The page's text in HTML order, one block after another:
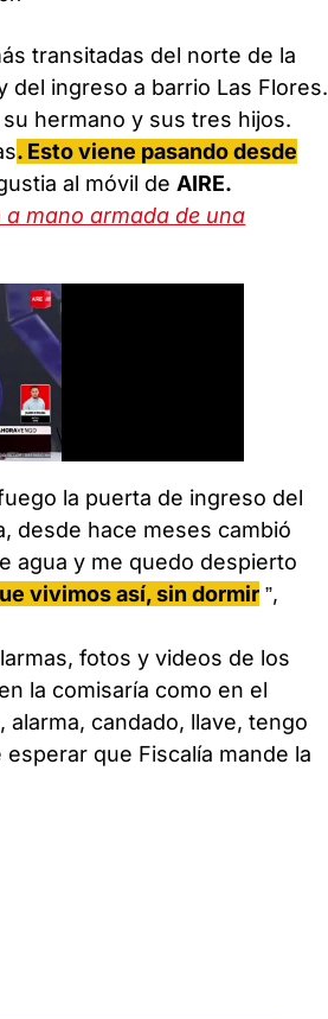
transitadas del norte de la
del ingreso a barrio Las Flores.
hermano y sus tres hijos.
. Esto viene pasando desde
al móvil de AIRE.
mano armada de una
la puerta de ingreso del
desde hace meses cambió
agua y me quedo despierto
vivimos así, sin dormir ”,
fotos y videos de los
la comisaría como en el
alarma, candado, llave, tengo
que Fiscalía mande la